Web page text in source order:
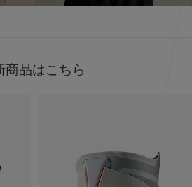
コリの緩和、筋肉の疲れを軽減して
れや緊張を和らげてくれる優れもの
商品はこちら